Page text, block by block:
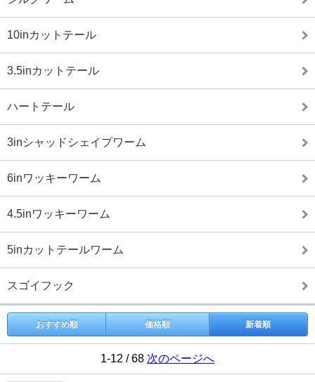
10inカットテール
3.5inカットテール
ハートテール
3inシャッドシェイプワーム
6inワッキーワーム
4.5inワッキーワーム
5inカットテールワーム
スゴイフック
おすすめ順 価格順 新着順
1-12 / 68 次のページへ